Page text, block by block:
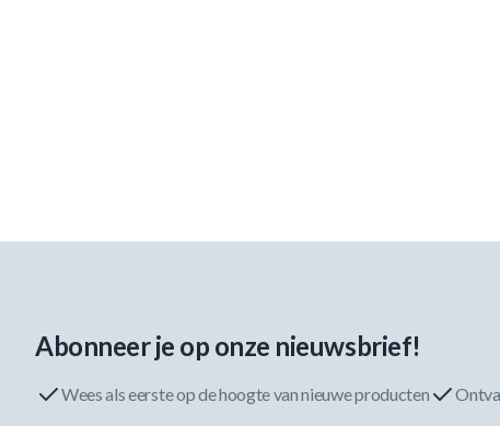
Abonneer je op onze nieuwsbrief!
Wees als eerste op de hoogte van nieuwe producten